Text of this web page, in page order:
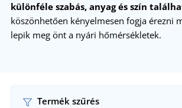
különféle szabás, anyag és szín
köszönhetően kényelmesen fogja érezni
lepik meg önt a nyári hőmérsékletek.
Termék szűrés